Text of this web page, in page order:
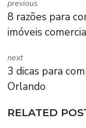
previous
8 razões para
imóveis
next
3 dicas para
Orlando
RELATED